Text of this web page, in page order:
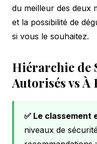
du meilleur des deux
et la possibilité de
si vous le souhaitez.
Hiérarchie de
Autorisés vs
✅ Le classement
niveaux de